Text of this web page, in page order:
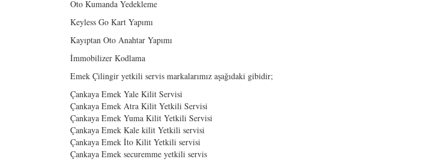
Oto Kumanda Yedekleme
Keyless Go Kart Yapımı
Kayıptan Oto Anahtar Yapımı
İmmobilizer Kodlama
Emek Çilingir yetkili servis markalarımız aşağıdaki gibidir;
Çankaya Emek Yale Kilit Servisi
Çankaya Emek Atra Kilit Yetkili Servisi
Çankaya Emek Yuma Kilit Yetkili Servisi
Çankaya Emek Kale kilit Yetkili servisi
Çankaya Emek İto Kilit Yetkili servisi
Çankaya Emek securemme yetkili servis